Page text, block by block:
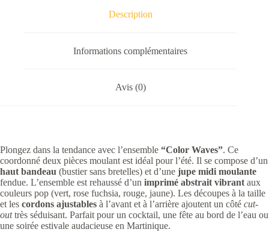
Description
Informations complémentaires
Avis (0)
Plongez dans la tendance avec l’ensemble “Color Waves”. Ce
coordonné deux pièces moulant est idéal pour l’été. Il se compose d’un
haut bandeau (bustier sans bretelles) et d’une jupe midi moulante
fendue. L’ensemble est rehaussé d’un imprimé abstrait vibrant aux
couleurs pop (vert, rose fuchsia, rouge, jaune). Les découpes à la taille
et les cordons ajustables à l’avant et à l’arrière ajoutent un côté cut-
outtrès séduisant. Parfait pour un cocktail, une fête au bord de l’eau ou
une soirée estivale audacieuse en Martinique.